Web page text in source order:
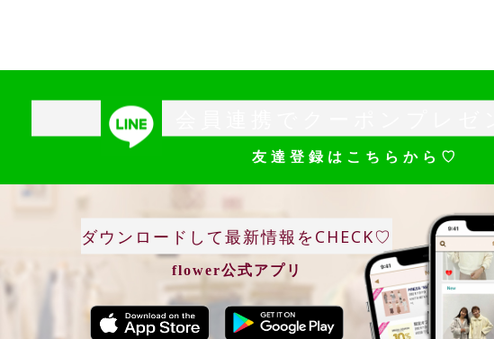
友達登録はこちらから♡
ダウンロードして最新情報をCHECK♡
flower公式アプリ